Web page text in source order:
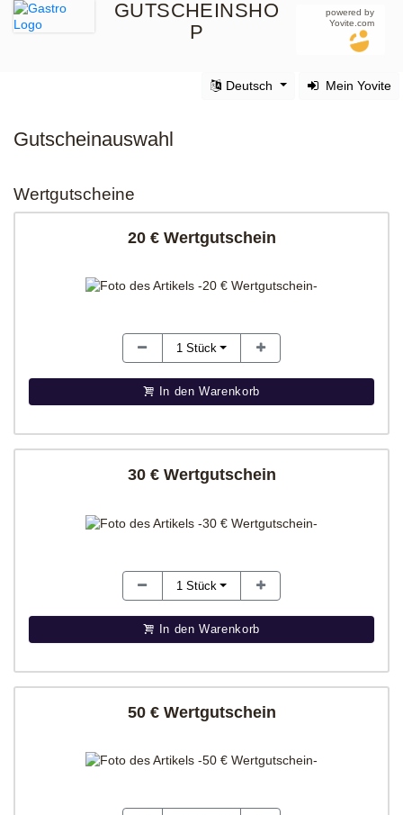
GUTSCHEINSHO
P
powered by
Yovite.com
Mein Yovite
Deutsch
Gutscheinauswahl
Wertgutscheine
20 € Wertgutschein
1 Stück
In den Warenkorb
30 € Wertgutschein
1 Stück
In den Warenkorb
50 € Wertgutschein